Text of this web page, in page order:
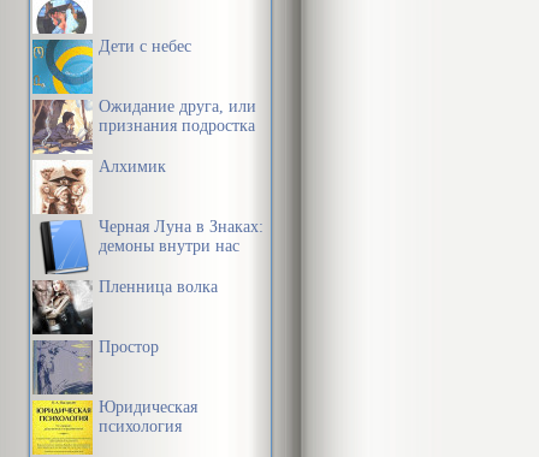
Дети с небес
Ожидание друга, или
признания подростка
Алхимик
Черная Луна в Знаках:
демоны внутри нас
Пленница волка
Простор
Юридическая
психология